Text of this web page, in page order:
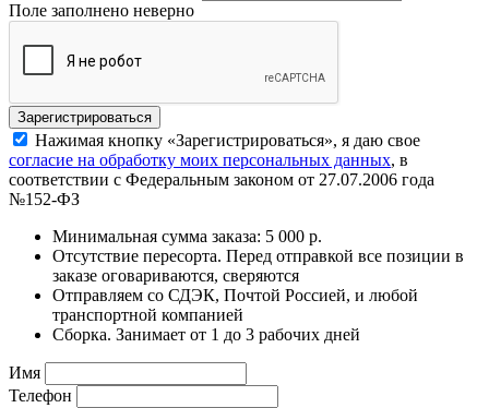
Поле заполнено неверно
Нажимая кнопку «Зарегистрироваться», я даю свое
согласие на обработку моих персональных данных, в
соответствии с Федеральным законом от 27.07.2006 года
№152-ФЗ
Минимальная сумма заказа: 5 000 р.
Отсутствие пересорта. Перед отправкой все позиции в
заказе оговариваются, сверяются
Отправляем со СДЭК, Почтой Россией, и любой
транспортной компанией
Сборка. Занимает от 1 до 3 рабочих дней
Имя
Телефон